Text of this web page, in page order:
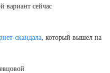
вариант сейчас
скандала , который вышел на